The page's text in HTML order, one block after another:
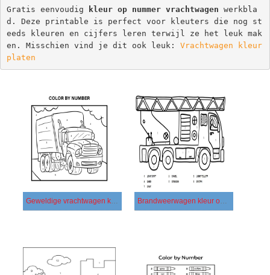
Gratis eenvoudig kleur op nummer vrachtwagen werkbla
d. Deze printable is perfect voor kleuters die nog st
eeds kleuren en cijfers leren terwijl ze het leuk mak
en. Misschien vind je dit ook leuk: Vrachtwagen kleur
platen
Geweldige vrachtwagen kleur op nummer Brandweerwagen kleur op nummer